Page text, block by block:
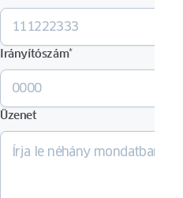
Irányítószám*
Üzenet